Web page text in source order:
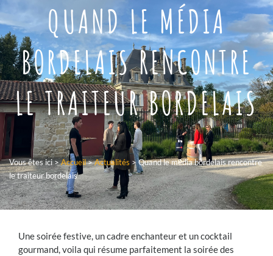
QUAND LE MÉDIA
BORDELAIS RENCONTRE
LE TRAITEUR BORDELAIS
Vous êtes ici >Accueil>Actualités >Quand le média bordelais rencontre
le traiteur bordelais
Une soirée festive, un cadre enchanteur et un cocktail
gourmand, voila qui résume parfaitement la soirée des